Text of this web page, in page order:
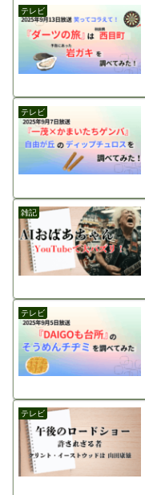
テレビ
テレビ
雑記
テレビ
テレビ